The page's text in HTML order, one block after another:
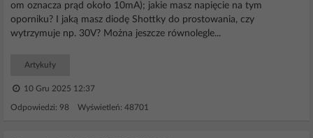
om oznacza prąd około 10mA); jakie masz napięcie na tym
oporniku? I jaką masz diodę Shottky do prostowania, czy
wytrzymuje np. 30V? Można jeszcze równolegle...
Artykuły
10 Gru 2025 12:37
Odpowiedzi: 98 Wyświetleń: 48701